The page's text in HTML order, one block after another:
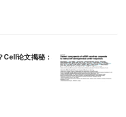
Cell论文揭秘：核苷修饰的mRNA